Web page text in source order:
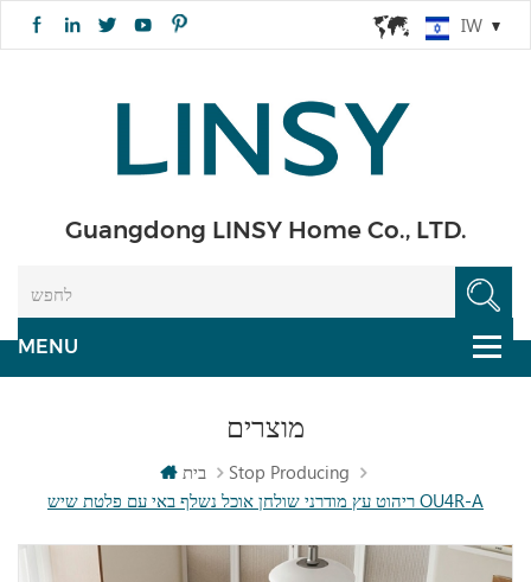
IW
Guangdong LINSY Home Co., LTD.
מוצרים
בית
Stop Producing
ריהוט עץ מודרני שולחן אוכל נשלף באי עם פלטת שיש OU4R-A